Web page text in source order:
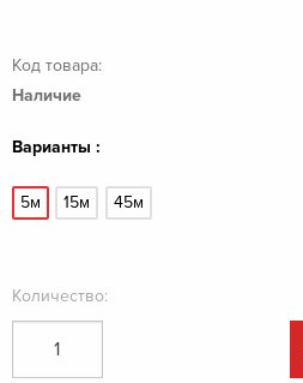
Код товара:
Наличие
Варианты :
5м 15м 45м
Количество: